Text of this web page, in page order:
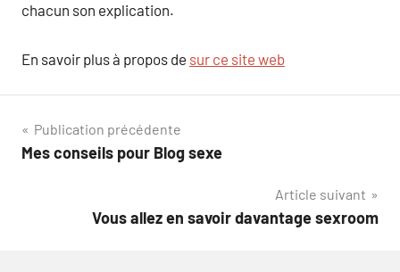
chacun son explication.
En savoir plus à propos de sur ce site web
Navigation
de
Publication précédente
Mes conseils pour Blog sexe
Article suivant
Vous allez en savoir davantage sexroom